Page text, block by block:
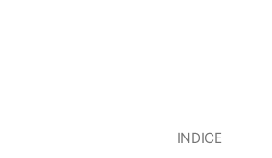
INDICE